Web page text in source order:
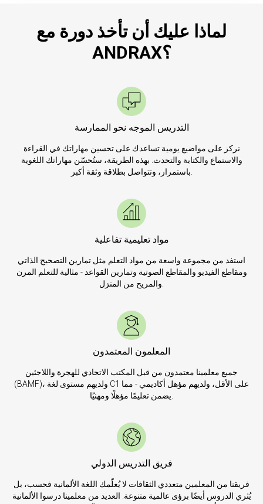
لماذا عليك أن تأخذ دورة مع
ANDRAX؟
التدريس الموجه نحو الممارسة
نركز على مواضيع يومية تساعدك على تحسين مهاراتك في القراءة
والاستماع والكتابة والتحدث. بهذه الطريقة، ستُحسّن مهاراتك اللغوية
مواد تعليمية تفاعلية
استفد من مجموعة واسعة من مواد التعلم مثل تمارين التصحيح الذاتي
ومقاطع الفيديو والمقاطع الصوتية وتمارين القواعد - مثالية للتعلم المرن
المعلمون المعتمدون
جميع معلمينا معتمدون من قبل المكتب الاتحادي للهجرة واللاجئين
(BAMF)، ولديهم مستوى لغة C1 على الأقل، ولديهم مؤهل أكاديمي - مما
فريق التدريس الدولي
فريقنا من المعلمين متعددي الثقافات لا يُعلّمك اللغة الألمانية فحسب، بل
يُثري الدروس أيضًا برؤى عالمية متنوعة. العديد من معلمينا درسوا الألمانية